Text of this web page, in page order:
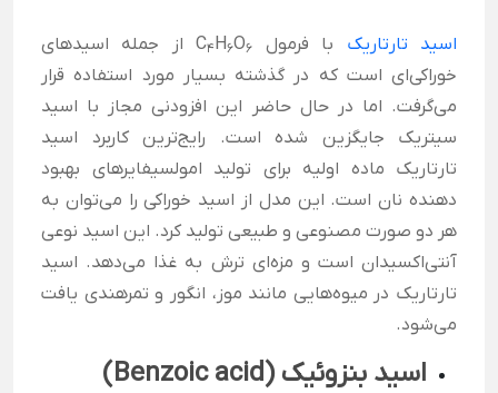
اسید تارتاریک با فرمول C 4H6O6
از جمله اسیدهای
خوراکی‌ای است که در گذشته بسیار مورد استفاده قرار
می‌گرفت. اما در حال حاضر این افزودنی مجاز با اسید
سیتریک جایگزین شده است. رایج‌ترین کاربرد اسید
تارتاریک ماده اولیه برای تولید امولسیفایرهای بهبود
دهنده نان است. این مدل از اسید خوراکی را می‌توان به
هر دو صورت مصنوعی و طبیعی تولید کرد. این اسید نوعی
آنتی‌اکسیدان است و مزه‌ای ترش به غذا می‌دهد. اسید
تارتاریک در میوه‌هایی مانند موز، انگور و تمرهندی یافت
می‌شود.
اسید بنزوئیک (Benzoic acid)